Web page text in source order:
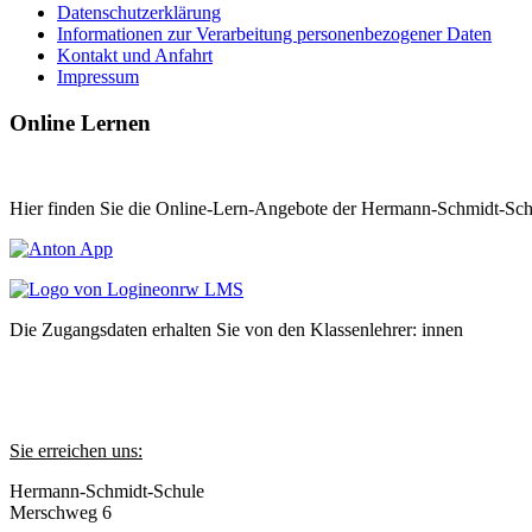
Datenschutzerklärung
Informationen zur Verarbeitung personenbezogener Daten
Kontakt und Anfahrt
Impressum
Online Lernen
Hier finden Sie die Online-Lern-Angebote der Hermann-Schmidt-
Die Zugangsdaten erhalten Sie von den Klassenlehrer: innen
Sie erreichen uns:
Hermann-Schmidt-Schule
Merschweg 6